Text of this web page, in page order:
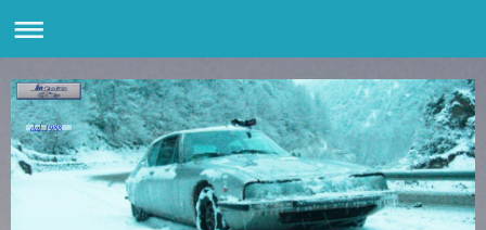
dal 1988